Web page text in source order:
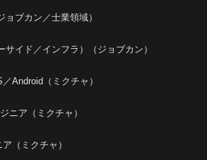
ブカン／士業領域）
サイド／インフラ）（ジョブカン）
Android（ミクチャ）
ニア（ミクチャ）
（ミクチャ）